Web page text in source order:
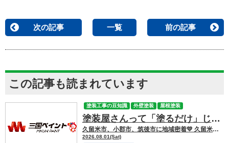
次の記事 一覧 前の記事
この記事も読まれています
塗装屋さんって「塗るだけ」じゃない！一体どうなってるの？
久留米市、小郡市、筑後市に地域密着💛 久留米市諏訪野町で外壁塗装・屋根塗装をして
2026.08.01(Sat)
塗装工事の豆知識 外壁塗装 屋根塗装